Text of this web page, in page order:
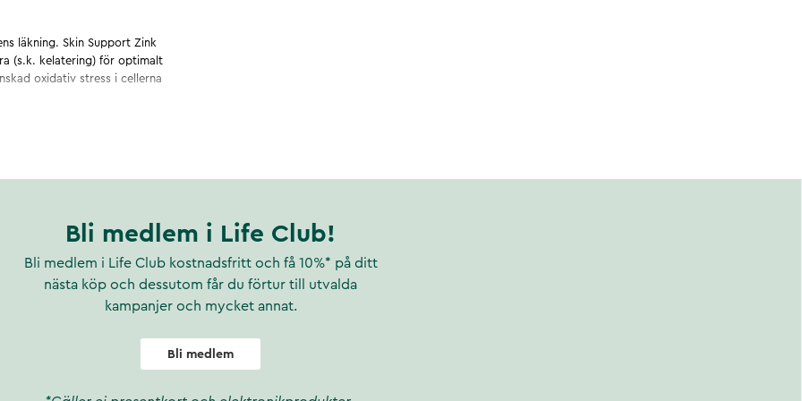
läkning. Skin Support Zink
(s.k. kelatering) för optimalt
oxidativ stress i cellerna
L-lysin behövs för att bygga
är vanligt i produkter för
ett zinktillskott för
Bli medlem i Life Club!
Bli medlem i Life Club kostnadsfritt och få 10%* på ditt
nästa köp och dessutom får du förtur till utvalda
kampanjer och mycket annat.
Bli medlem